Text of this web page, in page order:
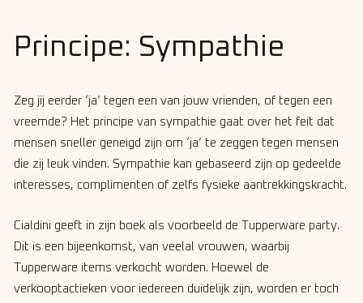
Principe: Sympathie
Zeg jij eerder ‘ja’ tegen een van jouw vrienden, of tegen een
vreemde? Het principe van sympathie gaat over het feit dat
mensen sneller geneigd zijn om ‘ja’ te zeggen tegen mensen
die zij leuk vinden. Sympathie kan gebaseerd zijn op gedeelde
interesses, complimenten of zelfs fysieke aantrekkingskracht.
Cialdini geeft in zijn boek als voorbeeld de Tupperware party.
Dit is een bijeenkomst, van veelal vrouwen, waarbij
Tupperware items verkocht worden. Hoewel de
verkooptactieken voor iedereen duidelijk zijn, worden er toch